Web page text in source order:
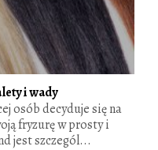
i wady
osób decyduje się na
fryzurę w prosty i
jest szczegól...